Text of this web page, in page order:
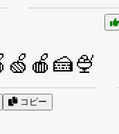
コピー